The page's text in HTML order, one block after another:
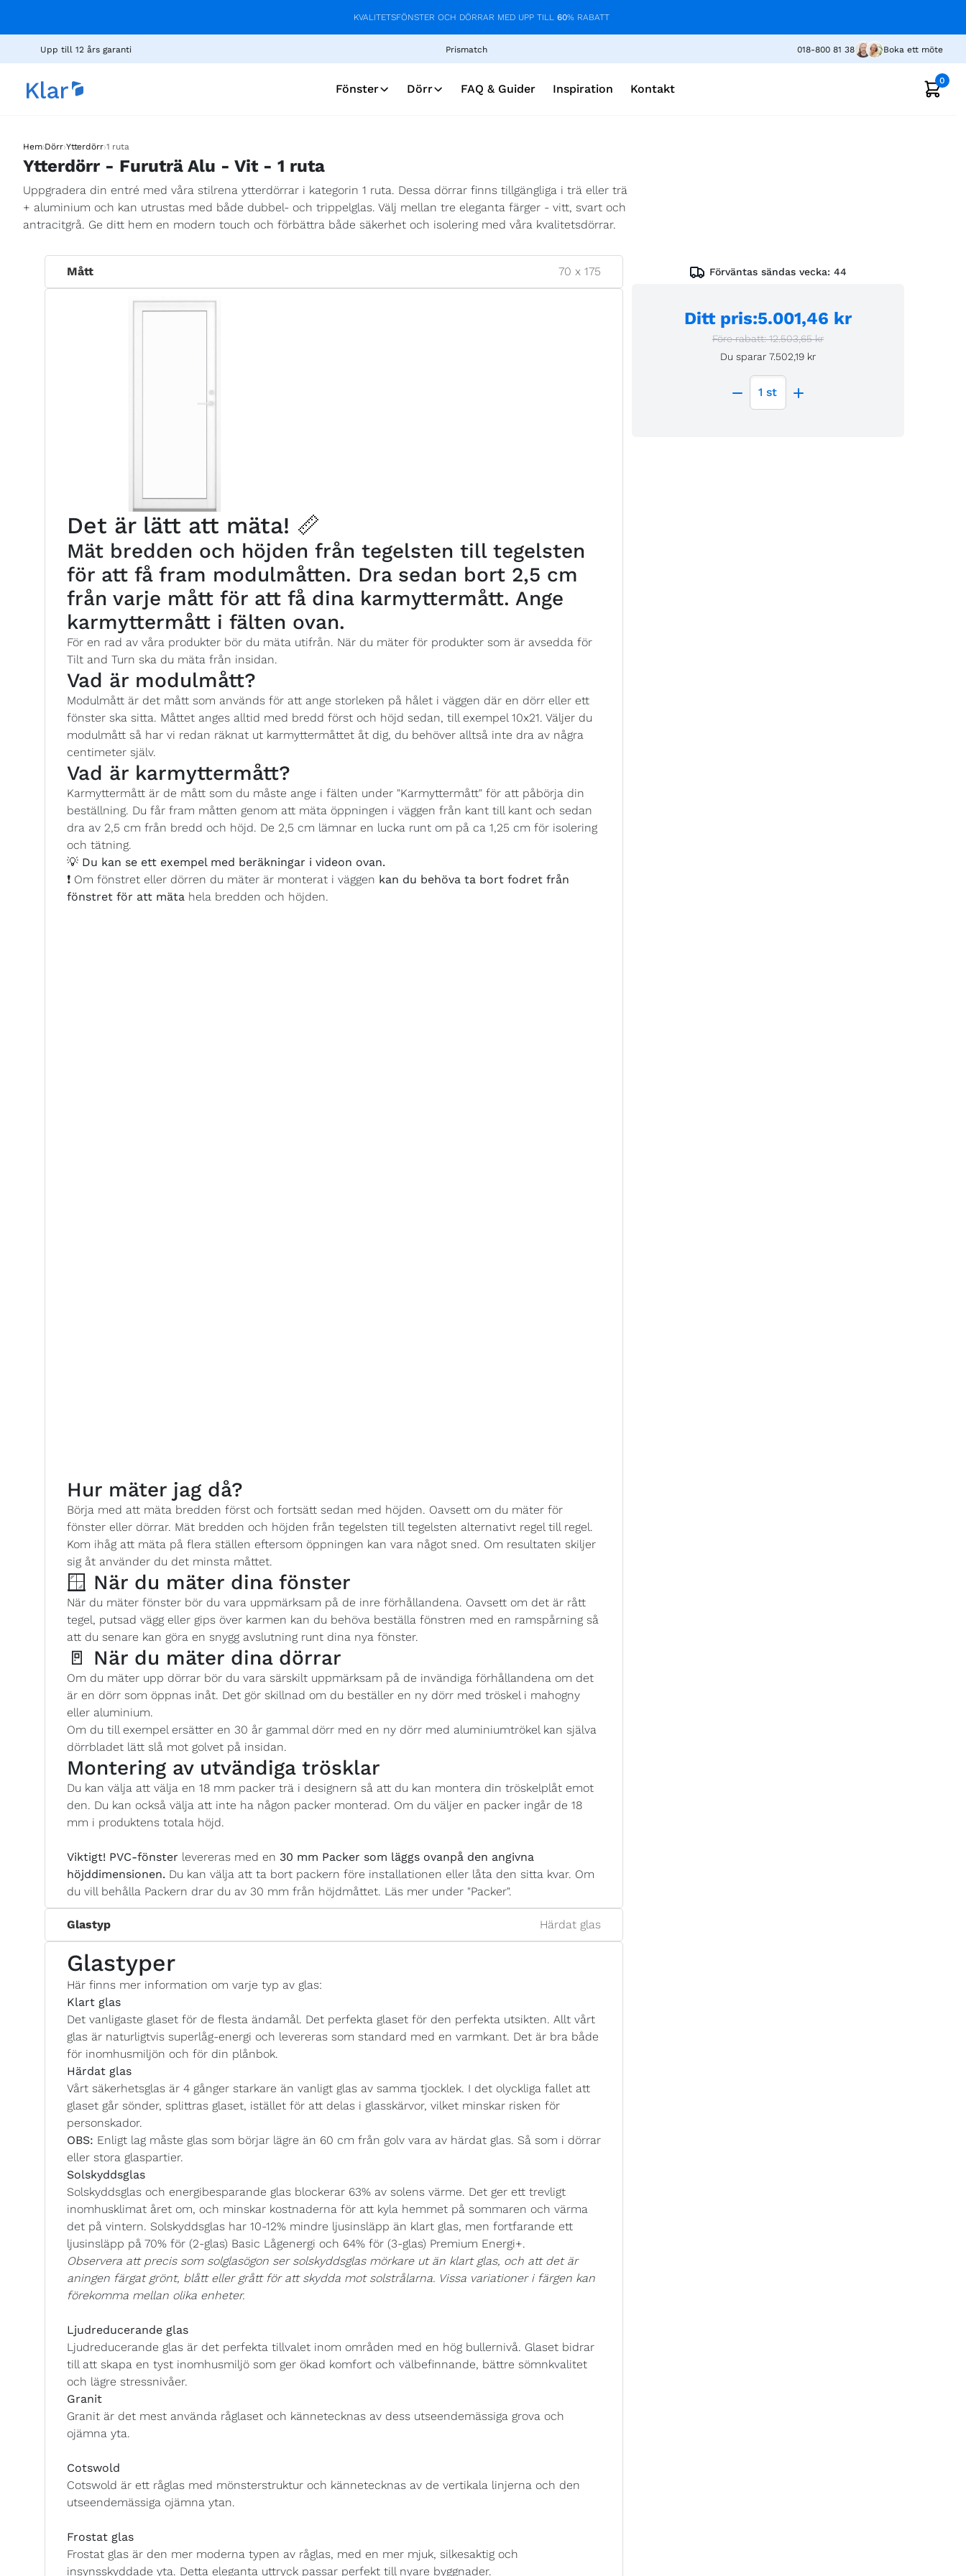
KVALITETSFÖNSTER OCH DÖRRAR MED UPP TILL 60% RABATT
Upp till 12 års garanti Prismatch 018-800 81 38 Boka ett möte
Fönster Dörr FAQ & Guider Inspiration Kontakt
0
Hem›Dörr›Ytterdörr›1 ruta
Ytterdörr - Furuträ Alu - Vit - 1 ruta
Uppgradera din entré med våra stilrena ytterdörrar i kategorin 1 ruta. Dessa dörrar finns tillgängliga i trä eller trä
+ aluminium och kan utrustas med både dubbel- och trippelglas. Välj mellan tre eleganta färger - vitt, svart och
antracitgrå. Ge ditt hem en modern touch och förbättra både säkerhet och isolering med våra kvalitetsdörrar.
Mått 70 x175
Det är lätt att mäta! 📏
Mät bredden och höjden från tegelsten till tegelsten
för att få fram modulmåtten. Dra sedan bort 2,5 cm
från varje mått för att få dina karmyttermått. Ange
karmyttermått i fälten ovan.
För en rad av våra produkter bör du mäta utifrån. När du mäter för produkter som är avsedda för
Tilt and Turn ska du mäta från insidan.
Vad är modulmått?
Modulmått är det mått som används för att ange storleken på hålet i väggen där en dörr eller ett
fönster ska sitta. Måttet anges alltid med bredd först och höjd sedan, till exempel 10x21. Väljer du
modulmått så har vi redan räknat ut karmyttermåttet åt dig, du behöver alltså inte dra av några
centimeter själv.
Vad är karmyttermått?
Karmyttermått är de mått som du måste ange i fälten under "Karmyttermått" för att påbörja din
beställning. Du får fram måtten genom att mäta öppningen i väggen från kant till kant och sedan
dra av 2,5 cm från bredd och höjd. De 2,5 cm lämnar en lucka runt om på ca 1,25 cm för isolering
och tätning.
💡 Du kan se ett exempel med beräkningar i videon ovan.
❗ Om fönstret eller dörren du mäter är monterat i väggen kan du behöva ta bort fodret från
fönstret för att mäta hela bredden och höjden.
Hur mäter jag då?
Börja med att mäta bredden först och fortsätt sedan med höjden. Oavsett om du mäter för
fönster eller dörrar. Mät bredden och höjden från tegelsten till tegelsten alternativt regel till regel.
Kom ihåg att mäta på flera ställen eftersom öppningen kan vara något sned. Om resultaten skiljer
sig åt använder du det minsta måttet.
🪟 När du mäter dina fönster
När du mäter fönster bör du vara uppmärksam på de inre förhållandena. Oavsett om det är rått
tegel, putsad vägg eller gips över karmen kan du behöva beställa fönstren med en ramspårning så
att du senare kan göra en snygg avslutning runt dina nya fönster.
🚪 När du mäter dina dörrar
Om du mäter upp dörrar bör du vara särskilt uppmärksam på de invändiga förhållandena om det
är en dörr som öppnas inåt. Det gör skillnad om du beställer en ny dörr med tröskel i mahogny
eller aluminium.
Om du till exempel ersätter en 30 år gammal dörr med en ny dörr med aluminiumtrökel kan själva
dörrbladet lätt slå mot golvet på insidan.
Montering av utvändiga trösklar
Du kan välja att välja en 18 mm packer trä i designern så att du kan montera din tröskelplåt emot
den. Du kan också välja att inte ha någon packer monterad. Om du väljer en packer ingår de 18
mm i produktens totala höjd.
Viktigt! PVC-fönster levereras med en 30 mm Packer som läggs ovanpå den angivna
höjddimensionen. Du kan välja att ta bort packern före installationen eller låta den sitta kvar. Om
du vill behålla Packern drar du av 30 mm från höjdmåttet. Läs mer under "Packer".
Glastyp Härdat glas
Glastyper
Här finns mer information om varje typ av glas:
Klart glas
Det vanligaste glaset för de flesta ändamål. Det perfekta glaset för den perfekta utsikten. Allt vårt
glas är naturligtvis superlåg-energi och levereras som standard med en varmkant. Det är bra både
för inomhusmiljön och för din plånbok.
Härdat glas
Vårt säkerhetsglas är 4 gånger starkare än vanligt glas av samma tjocklek. I det olyckliga fallet att
glaset går sönder, splittras glaset, istället för att delas i glasskärvor, vilket minskar risken för
personskador.
OBS: Enligt lag måste glas som börjar lägre än 60 cm från golv vara av härdat glas. Så som i dörrar
eller stora glaspartier.
Solskyddsglas
Solskyddsglas och energibesparande glas blockerar 63% av solens värme. Det ger ett trevligt
inomhusklimat året om, och minskar kostnaderna för att kyla hemmet på sommaren och värma
det på vintern. Solskyddsglas har 10-12% mindre ljusinsläpp än klart glas, men fortfarande ett
ljusinsläpp på 70% för (2-glas) Basic Lågenergi och 64% för (3-glas) Premium Energi+.
Observera att precis som solglasögon ser solskyddsglas mörkare ut än klart glas, och att det är
aningen färgat grönt, blått eller grått för att skydda mot solstrålarna. Vissa variationer i färgen kan
förekomma mellan olika enheter.
Ljudreducerande glas
Ljudreducerande glas är det perfekta tillvalet inom områden med en hög bullernivå. Glaset bidrar
till att skapa en tyst inomhusmiljö som ger ökad komfort och välbefinnande, bättre sömnkvalitet
och lägre stressnivåer.
Granit
Granit är det mest använda råglaset och kännetecknas av dess utseendemässiga grova och
ojämna yta.
Cotswold
Cotswold är ett råglas med mönsterstruktur och kännetecknas av de vertikala linjerna och den
utseendemässiga ojämna ytan.
Frostat glas
Frostat glas är den mer moderna typen av råglas, med en mer mjuk, silkesaktig och
insynsskyddade yta. Detta eleganta uttryck passar perfekt till nyare byggnader.
Förväntas sändas vecka: 44
Ditt pris:5.001,46 kr
Före rabatt: 12.503,65 kr
Du sparar 7.502,19 kr
1st